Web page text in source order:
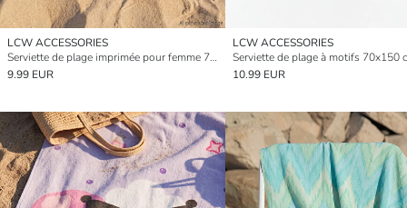
LCW ACCESSORIES
Serviette de plage imprimée pour femme 70x150 cm
9.99 EUR
LCW ACCESSORIES
Serviette de plage à motifs 70x150
10.99 EUR